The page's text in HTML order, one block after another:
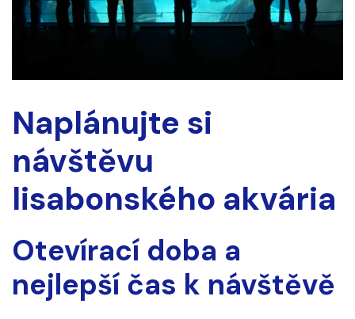
Naplánujte si
návštěvu
lisabonského akvária
Otevírací doba a
nejlepší čas k návštěvě